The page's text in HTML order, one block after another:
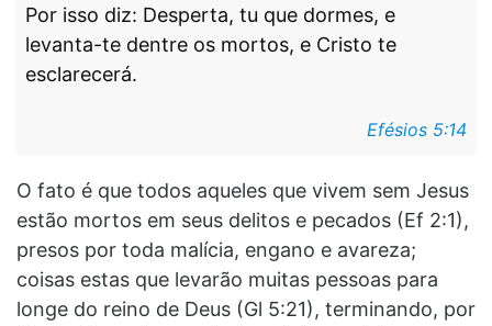
Por isso diz: Desperta, tu que dormes, e
levanta-te dentre os mortos, e Cristo te
esclarecerá.
Efésios 5:14
O fato é que todos aqueles que vivem sem Jesus
estão mortos em seus delitos e pecados (Ef 2:1),
presos por toda malícia, engano e avareza;
coisas estas que levarão muitas pessoas para
longe do reino de Deus (Gl 5:21), terminando, por